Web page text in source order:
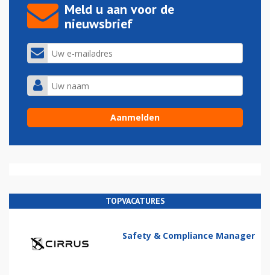
Meld u aan voor de
nieuwsbrief
TOPVACATURES
Safety & Compliance Manager